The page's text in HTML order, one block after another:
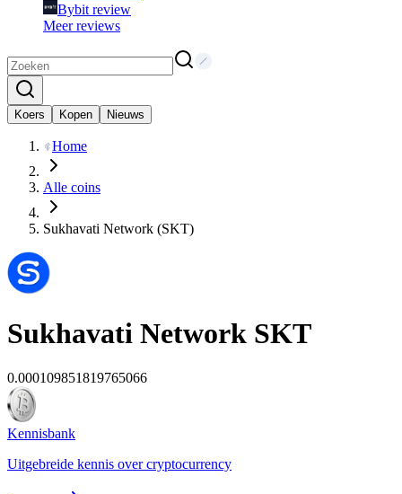
Bybit review
Meer reviews
Koers Kopen Nieuws
Home
Alle coins
Sukhavati Network (SKT)
Sukhavati Network SKT
0.000109851819765066
Kennisbank
Uitgebreide kennis over cryptocurrency